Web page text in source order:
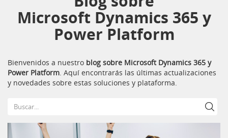
Microsoft Dynamics 365 y
Power Platform
Bienvenidos a nuestro blog sobre Microsoft Dynamics 365 y
Power Platform. Aquí encontrarás las últimas actualizaciones
y novedades sobre estas soluciones y plataforma.